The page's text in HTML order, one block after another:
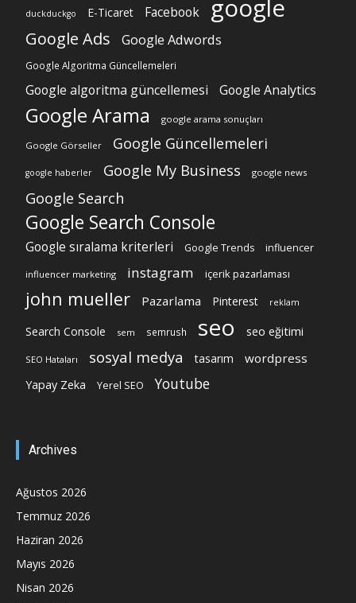
duckduckgo E-Ticaret Facebook google
Google Ads Google Adwords
Google Algoritma Güncellemeleri
Google algoritma güncellemesi Google Analytics
Google Arama google arama sonuçları
Google Görseller Google Güncellemeleri
google haberler Google My Business google news
Google Search
Google Search Console
Google sıralama kriterleri Google Trends influencer
influencer marketing instagram içerik pazarlaması
john mueller Pazarlama Pinterest reklam
Search Console sem semrush seo seo eğitimi
SEO Hataları sosyal medya tasarım wordpress
Yapay Zeka Yerel SEO Youtube
Archives
Ağustos 2026
Temmuz 2026
Haziran 2026
Mayıs 2026
Nisan 2026